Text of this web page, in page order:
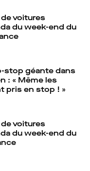
voitures
du week-end du
stop géante dans
: « Même les
pris en stop ! »
voitures
du week-end du